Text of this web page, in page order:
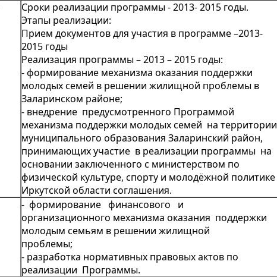
Сроки реализации программы - 2013- 2015 годы.
Этапы реализации:
Прием документов для участия в программе –2013-
2015 годы
Реализация программы – 2013 – 2015 годы:
- формирование механизма оказания поддержки
молодых семей в решении жилищной проблемы в
Заларинском районе;
- внедрение предусмотренного Программой
механизма поддержки молодых семей на территории
муниципального образования Заларинский район,
принимающих участие в реализации программы на
основании заключенного с министерством по
физической культуре, спорту и молодёжной политике
Иркутской области соглашения.
- формирование финансового и
организационного механизма оказания поддержки
молодым семьям в решении жилищной
проблемы;
- разработка нормативных правовых актов по
реализации Программы.